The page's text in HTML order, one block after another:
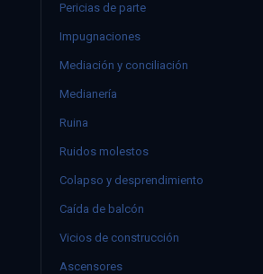
Pericias de parte
Impugnaciones
Mediación y conciliación
Medianería
Ruina
Ruidos molestos
Colapso y desprendimiento
Caída de balcón
Vicios de construcción
Ascensores